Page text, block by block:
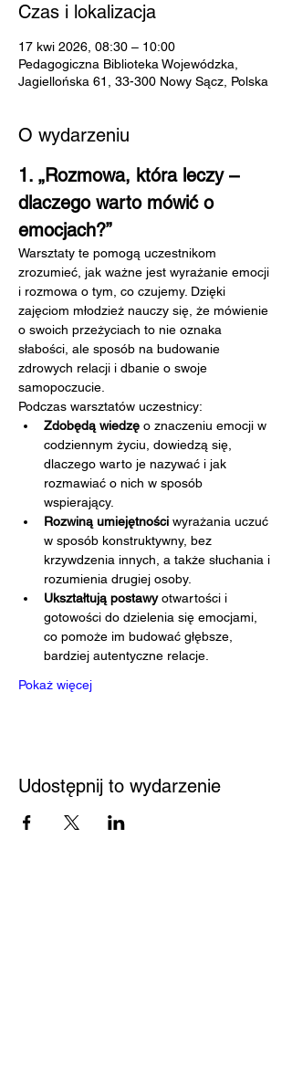
Czas i lokalizacja
17 kwi 2026, 08:30 – 10:00
Pedagogiczna Biblioteka Wojewódzka,
Jagiellońska 61, 33-300 Nowy Sącz, Polska
O wydarzeniu
1. „Rozmowa, która leczy –
dlaczego warto mówić o
emocjach?”
Warsztaty te pomogą uczestnikom
zrozumieć, jak ważne jest wyrażanie emocji
i rozmowa o tym, co czujemy. Dzięki
zajęciom młodzież nauczy się, że mówienie
o swoich przeżyciach to nie oznaka
słabości, ale sposób na budowanie
zdrowych relacji i dbanie o swoje
samopoczucie.
Podczas warsztatów uczestnicy:
Zdobędą wiedzę o znaczeniu emocji w
codziennym życiu, dowiedzą się,
dlaczego warto je nazywać i jak
rozmawiać o nich w sposób
wspierający.
Rozwiną umiejętności wyrażania uczuć
w sposób konstruktywny, bez
krzywdzenia innych, a także słuchania i
rozumienia drugiej osoby.
Ukształtują postawy otwartości i
gotowości do dzielenia się emocjami,
co pomoże im budować głębsze,
bardziej autentyczne relacje.
Pokaż więcej
Udostępnij to wydarzenie